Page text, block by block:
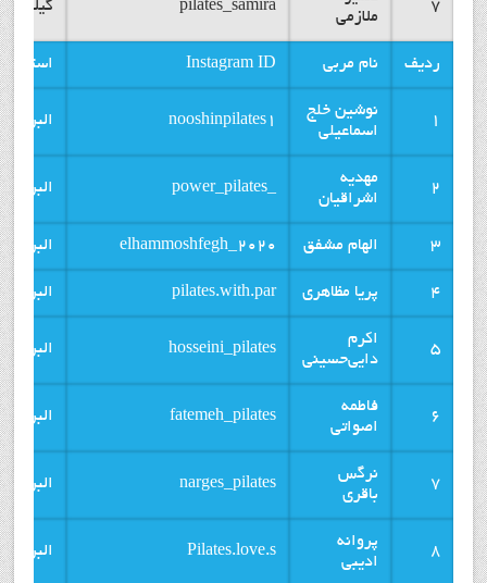
7
ملازمی
pilates_samira گیلان
ردیف نام مربی Instagram ID استان
1
نوشین خلج
اسماعیلی
nooshinpilates1 البرز
2
مهدیه
اشراقیان
_power_pilates البرز
3 الهام مشفق elhammoshfegh_2020 البرز
4 پریا مظاهری pilates.with.par البرز
5
اکرم
دایی‌حسینی
hosseini_pilates البرز
6
فاطمه
اصواتی
fatemeh_pilates البرز
7
نرگس
باقری
narges_pilates البرز
8
پروانه
ادیبی
Pilates.love.s البرز